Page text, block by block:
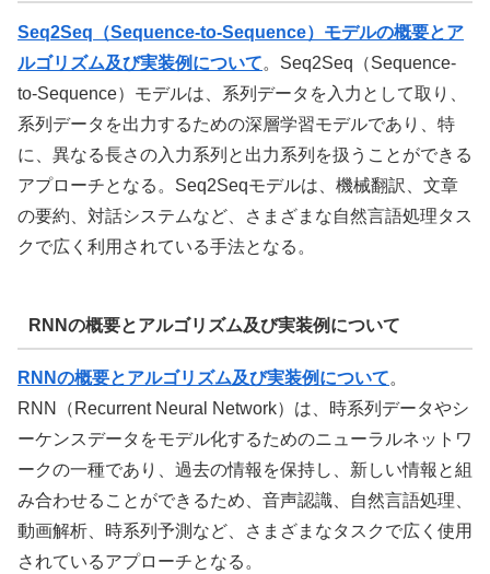
Seq2Seq（Sequence-to-Sequence）モデルの概要とア
ルゴリズム及び実装例について。Seq2Seq（Sequence-
to-Sequence）モデルは、系列データを入力として取り、
系列データを出力するための深層学習モデルであり、特
に、異なる長さの入力系列と出力系列を扱うことができる
アプローチとなる。Seq2Seqモデルは、機械翻訳、文章
の要約、対話システムなど、さまざまな自然言語処理タス
クで広く利用されている手法となる。
RNNの概要とアルゴリズム及び実装例について
RNNの概要とアルゴリズム及び実装例について。
RNN（Recurrent Neural Network）は、時系列データやシ
ーケンスデータをモデル化するためのニューラルネットワ
ークの一種であり、過去の情報を保持し、新しい情報と組
み合わせることができるため、音声認識、自然言語処理、
動画解析、時系列予測など、さまざまなタスクで広く使用
されているアプローチとなる。